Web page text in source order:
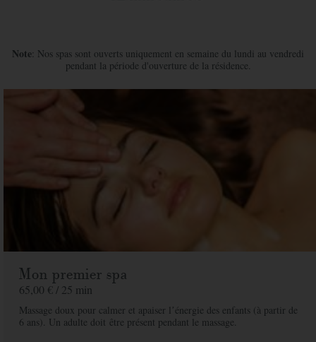
Note: Nos spas sont ouverts uniquement en semaine du lundi au vendredi
pendant la période d'ouverture de la résidence.
Mon premier spa
65,00 € / 25 min
Massage doux pour calmer et apaiser lʼénergie des enfants (à partir de
6 ans). Un adulte doit être présent pendant le massage.